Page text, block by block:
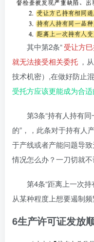
其中第2条“受让方
就无法接受相关委托 ，
技术机密）,在做好防止
受托方应该更能成为合
第3条“持有人持有
的”，，此条对于持有人
于产线或者产能问题导
情况怎么办？一刀切就
第4条“距离上一次
从某种程度上想要遏制频
6生产许可证发放